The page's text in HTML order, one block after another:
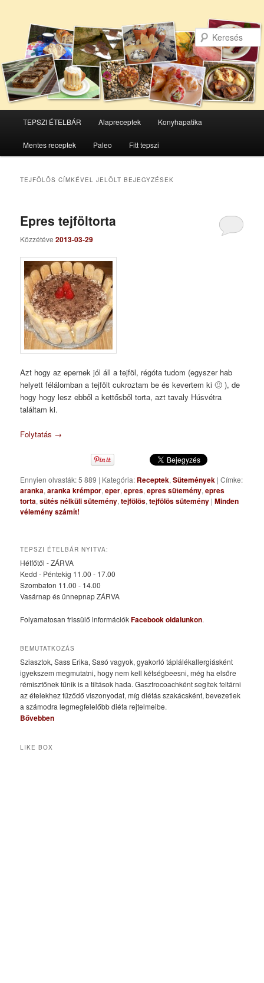
Tovább
az
elsődleges
Tovább
a
másodlagos
TEPSZI ÉTELBÁR Alapreceptek Konyhapatika
Mentes receptek Paleo Fitt tepszi
TEJFÖLÖS CÍMKÉVEL JELÖLT BEJEGYZÉSEK
Epres tejföltorta
Közzétéve2013-03-29
Azt hogy az epernek jól áll a tejföl, régóta tudom (egyszer hab
helyett félálomban a tejfölt cukroztam be és kevertem ki 🙂 ), de
hogy hogy lesz ebből a kettősből torta, azt tavaly Húsvétra
találtam ki.
Folytatás →
Ennyien olvasták: 5 889 | Kategória: Receptek,Sütemények |Címke:
aranka,aranka krémpor,eper,epres,epres sütemény,epres
torta,sütés nélküli sütemény,tejfölös,tejfölös sütemény |Minden
vélemény számít!
TEPSZI ÉTELBÁR NYITVA:
Hétfőtől - ZÁRVA
Kedd - Péntekig 11.00 - 17.00
Szombaton 11.00 - 14.00
Vasárnap és ünnepnap ZÁRVA
Folyamatosan frissülő információkFacebook oldalunkon.
BEMUTATKOZÁS
Sziasztok, Sass Erika, Sasó vagyok, gyakorló táplálékallergiásként
igyekszem megmutatni, hogy nem kell kétségbeesni, még ha elsőre
rémisztőnek tűnik is a tiltások hada. Gasztrocoachként segítek feltárni
az ételekhez fűződő viszonyodat, míg diétás szakácsként, bevezetlek
a számodra legmegfelelőbb diéta rejtelmeibe.
Bővebben
LIKE BOX